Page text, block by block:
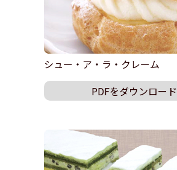
シュー・ア・ラ・クレーム
PDFをダウンロード